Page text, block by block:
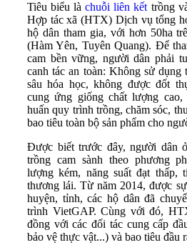
Tiêu biểu làchuỗi liên kết trồng
Hợp tác xã (HTX) Dịch vụ tổng
hộ dân tham gia, với hơn 50ha
(Hàm Yên, Tuyên Quang). Để
cam bền vững, người dân phải
canh tác an toàn: Không sử
sâu hóa học, không được đốt
cung ứng giống chất lượng
huấn quy trình trồng, chăm sóc,
bao tiêu toàn bộ sản phẩm cho
Được biết trước đây, người dân
trồng cam sành theo phương
lượng kém, năng suất đạt thấp,
thương lái. Từ năm 2014, được
huyện, tỉnh, các hộ dân đã
trình VietGAP. Cùng với đó,
đồng với các đối tác cung cấp
bảo vệ thực vật...) và bao tiêu đầu